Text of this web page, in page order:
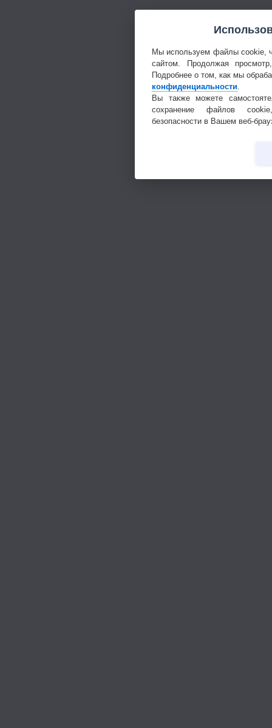
Мы используем файлы cookie,
сайтом. Продолжая
Подробнее о том, как мы
конфиденциальности
Вы также можете
сохранение файлов
безопасности в Вашем веб-